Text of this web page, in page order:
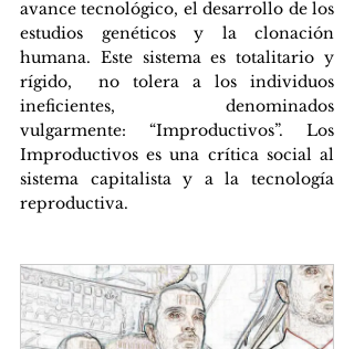
avance tecnológico, el desarrollo de los
estudios genéticos y la clonación
humana. Este sistema es totalitario y
rígido,  no tolera a los individuos
ineficientes, denominados
vulgarmente: “Improductivos”. Los
Improductivos es una crítica social al
sistema capitalista y a la tecnología
reproductiva.